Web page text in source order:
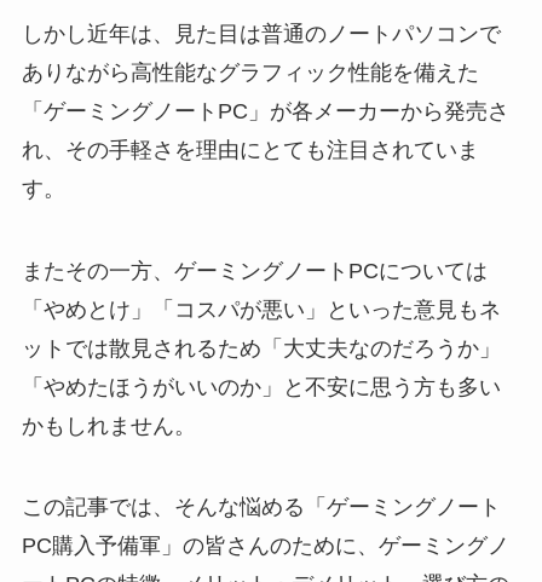
しかし近年は、見た目は普通のノートパソコンで
ありながら高性能なグラフィック性能を備えた
「ゲーミングノートPC」が各メーカーから発売さ
れ、その手軽さを理由にとても注目されていま
す。
またその一方、ゲーミングノートPCについては
「やめとけ」「コスパが悪い」といった意見もネ
ットでは散見されるため「大丈夫なのだろうか」
「やめたほうがいいのか」と不安に思う方も多い
かもしれません。
この記事では、そんな悩める「ゲーミングノート
PC購入予備軍」の皆さんのために、ゲーミングノ